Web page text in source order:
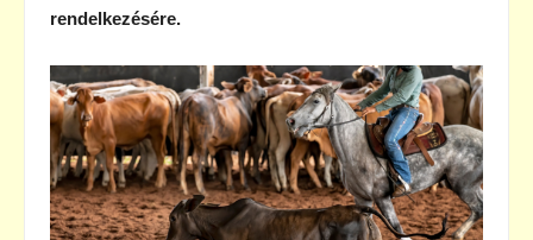
rendelkezésére.